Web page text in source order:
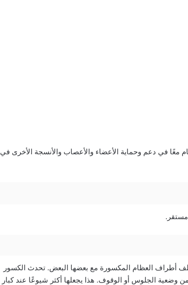
في دعم وحماية الأعضاء والأعصاب والأنسجة الأخرى في
أطراف العظام المكسورة مع بعضها البعض. تحدث الكسور
وضعية الجلوس أو الوقوف. هذا يجعلها أكثر شيوعًا عند كبار